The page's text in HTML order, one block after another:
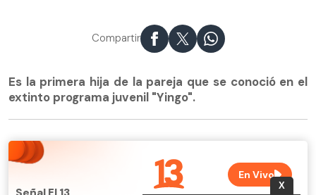
Compartir
Es la primera hija de la pareja que se conoció en el
extinto programa juvenil "Yingo".